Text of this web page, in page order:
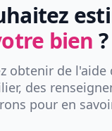
bien ?
obtenir de l'aide
des
pour en